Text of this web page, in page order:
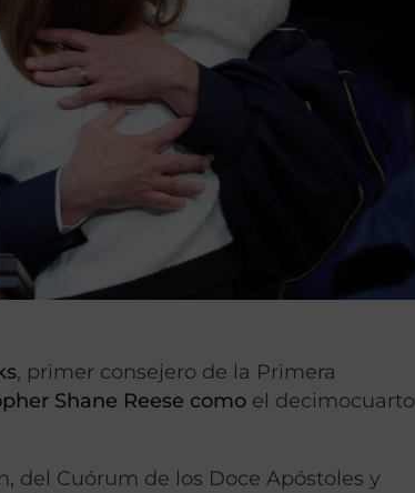
, primer consejero de la Primera
Shane Reese como el decimocuarto
del Cuórum de los Doce Apóstoles y